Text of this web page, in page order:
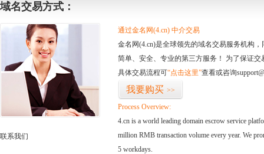
域名交易方式：
联系我们
通过金名网(4.cn) 中介交易
金名网(4.cn)是全球领先的域名交易服务机构
简单、安全、专业的第三方服务！ 为了保证
具体交易流程可“点击这里”查看或咨询
我要购买 >>
Process Overview:
4.cn is a world leading domain escrow service
million RMB transaction volume every year. We
5 workdays.